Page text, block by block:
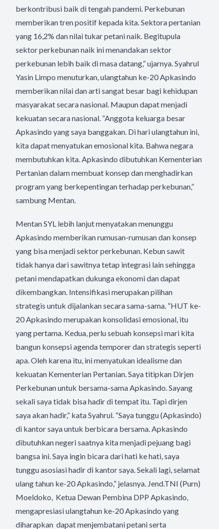
berkontribusi baik di tengah pandemi. Perkebunan
memberikan tren positif kepada kita. Sektora pertanian
yang 16,2% dan nilai tukar petani naik. Begitupula
sektor perkebunan naik ini menandakan sektor
perkebunan lebih baik di masa datang,” ujarnya. Syahrul
Yasin Limpo menuturkan, ulangtahun ke-20 Apkasindo
memberikan nilai dan arti sangat besar bagi kehidupan
masyarakat secara nasional. Maupun dapat menjadi
kekuatan secara nasional. “Anggota keluarga besar
Apkasindo yang saya banggakan. Di hari ulangtahun ini,
kita dapat menyatukan emosional kita. Bahwa negara
membutuhkan kita. Apkasindo dibutuhkan Kementerian
Pertanian dalam membuat konsep dan menghadirkan
program yang berkepentingan terhadap perkebunan,”
sambung Mentan.
Mentan SYL lebih lanjut menyatakan menunggu
Apkasindo memberikan rumusan-rumusan dan konsep
yang bisa menjadi sektor perkebunan. Kebun sawit
tidak hanya dari sawitnya tetap integrasi lain sehingga
petani mendapatkan dukunga ekonomi dan dapat
dikembangkan. Intensifikasi merupakan pilihan
strategis untuk dijalankan secara sama-sama. “HUT ke-
20 Apkasindo merupakan konsolidasi emosional, itu
yang pertama. Kedua, perlu sebuah konsepsi mari kita
bangun konsepsi agenda temporer dan strategis seperti
apa. Oleh karena itu, ini menyatukan idealisme dan
kekuatan Kementerian Pertanian. Saya titipkan Dirjen
Perkebunan untuk bersama-sama Apkasindo. Sayang
sekali saya tidak bisa hadir di tempat itu. Tapi dirjen
saya akan hadir,” kata Syahrul. “Saya tunggu (Apkasindo)
di kantor saya untuk berbicara bersama. Apkasindo
dibutuhkan negeri saatnya kita menjadi pejuang bagi
bangsa ini. Saya ingin bicara dari hati ke hati, saya
tunggu asosiasi hadir di kantor saya. Sekali lagi, selamat
ulang tahun ke-20 Apkasindo,” jelasnya. Jend.TNI (Purn)
Moeldoko, Ketua Dewan Pembina DPP Apkasindo,
mengapresiasi ulangtahun ke-20 Apkasindo yang
diharapkan dapat menjembatani petani serta